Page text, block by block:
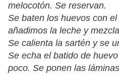
melocotón. Se reservan.
Se baten los huevos con
añadimos la leche y
Se calienta la sartén y se
Se echa el batido de
poco. Se ponen las